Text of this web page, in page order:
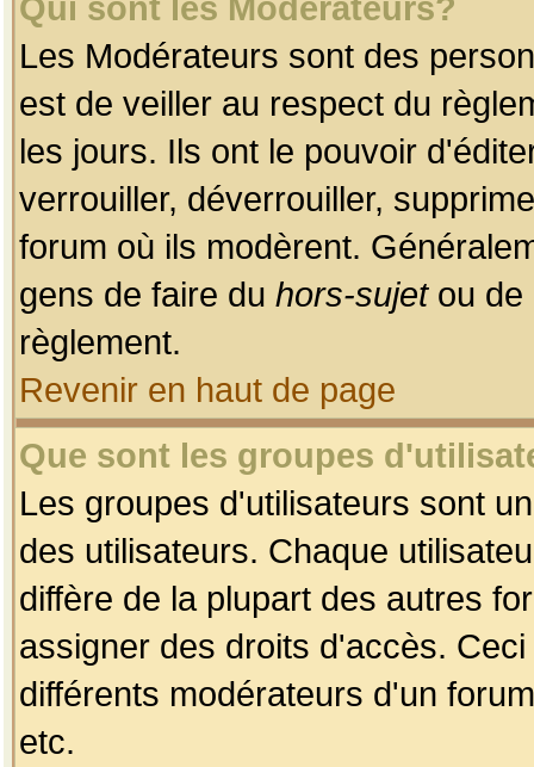
Les Modérateurs sont des
est de veiller au respect du
les jours. Ils ont le pouvoir
verrouiller, déverrouiller,
forum où ils modèrent.
gens de faire du hors-sujetou de
règlement.
Revenir en haut de page
Que sont les groupes
Les groupes d'utilisateurs sont
des utilisateurs. Chaque
diffère de la plupart des autres
assigner des droits d'accès.
différents modérateurs d'un
etc.